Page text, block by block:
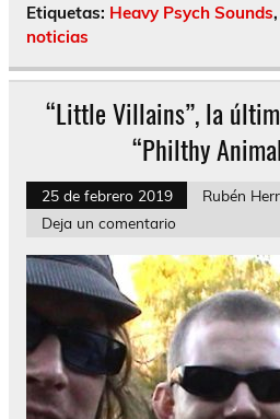
Etiquetas: Heavy Psych Sounds,
noticias
“Little Villains”, la
“Philthy
25 de febrero 2019
Rubén
Deja un comentario